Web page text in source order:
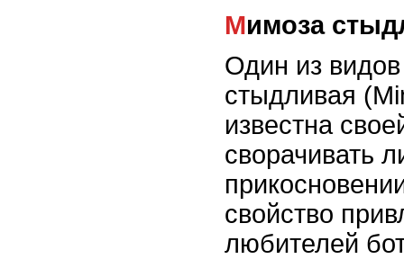
Мимоза
Один из
стыдливая
известна
сворачивать
свойство
любителей